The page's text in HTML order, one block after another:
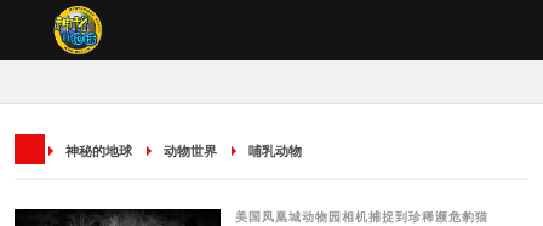
神秘的地球 动物世界 哺乳动物
美国凤凰城动物园相机捕捉到珍稀濒危豹猫